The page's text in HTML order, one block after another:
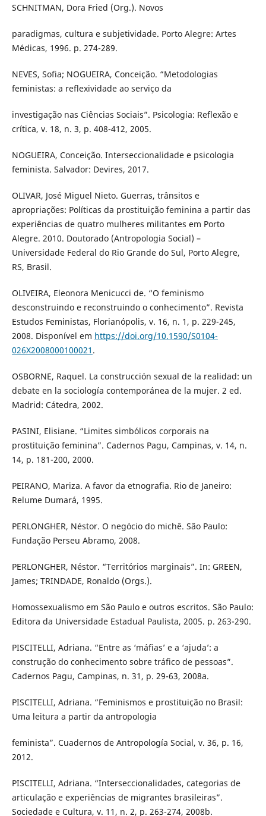
SCHNITMAN, Dora Fried (Org.). Novos
paradigmas, cultura e subjetividade. Porto Alegre: Artes
Médicas, 1996. p. 274-289.
NEVES, Sofia; NOGUEIRA, Conceição. “Metodologias
feministas: a reflexividade ao serviço da
investigação nas Ciências Sociais”. Psicologia: Reflexão e
crítica, v. 18, n. 3, p. 408-412, 2005.
NOGUEIRA, Conceição. Interseccionalidade e psicologia
feminista. Salvador: Devires, 2017.
OLIVAR, José Miguel Nieto. Guerras, trânsitos e
apropriações: Políticas da prostituição feminina a partir das
experiências de quatro mulheres militantes em Porto
Alegre. 2010. Doutorado (Antropologia Social) –
Universidade Federal do Rio Grande do Sul, Porto Alegre,
RS, Brasil.
OLIVEIRA, Eleonora Menicucci de. “O feminismo
desconstruindo e reconstruindo o conhecimento”. Revista
Estudos Feministas, Florianópolis, v. 16, n. 1, p. 229-245,
2008. Disponível em https://doi.org/10.1590/S0104-
026X2008000100021 .
OSBORNE, Raquel. La construcción sexual de la realidad: un
debate en la sociología contemporánea de la mujer. 2 ed.
Madrid: Cátedra, 2002.
PASINI, Elisiane. “Limites simbólicos corporais na
prostituição feminina”. Cadernos Pagu, Campinas, v. 14, n.
14, p. 181-200, 2000.
PEIRANO, Mariza. A favor da etnografia. Rio de Janeiro:
Relume Dumará, 1995.
PERLONGHER, Néstor. O negócio do michê. São Paulo:
Fundação Perseu Abramo, 2008.
PERLONGHER, Néstor. “Territórios marginais”. In: GREEN,
James; TRINDADE, Ronaldo (Orgs.).
Homossexualismo em São Paulo e outros escritos. São Paulo:
Editora da Universidade Estadual Paulista, 2005. p. 263-290.
PISCITELLI, Adriana. “Entre as ‘máfias’ e a ‘ajuda’: a
construção do conhecimento sobre tráfico de pessoas”.
Cadernos Pagu, Campinas, n. 31, p. 29-63, 2008a.
PISCITELLI, Adriana. “Feminismos e prostituição no Brasil:
Uma leitura a partir da antropologia
feminista”. Cuadernos de Antropología Social, v. 36, p. 16,
2012.
PISCITELLI, Adriana. “Interseccionalidades, categorias de
articulação e experiências de migrantes brasileiras”.
Sociedade e Cultura, v. 11, n. 2, p. 263-274, 2008b.